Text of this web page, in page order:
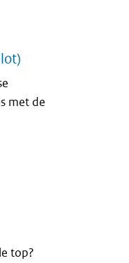
met de
top?